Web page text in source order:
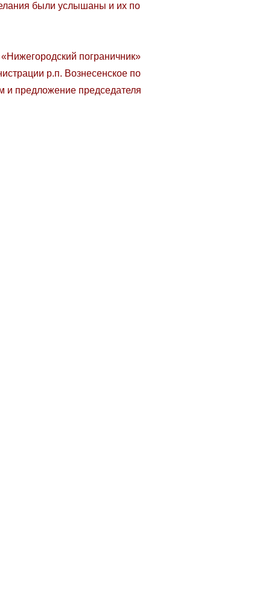
были услышаны и их по
пограничник»
р.п. Вознесенское по
и предложение председателя